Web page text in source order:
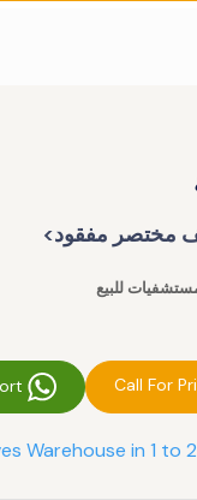
مختصر مفقود>
للبيع
Call For
Contact Support
Warehouse in 1 to